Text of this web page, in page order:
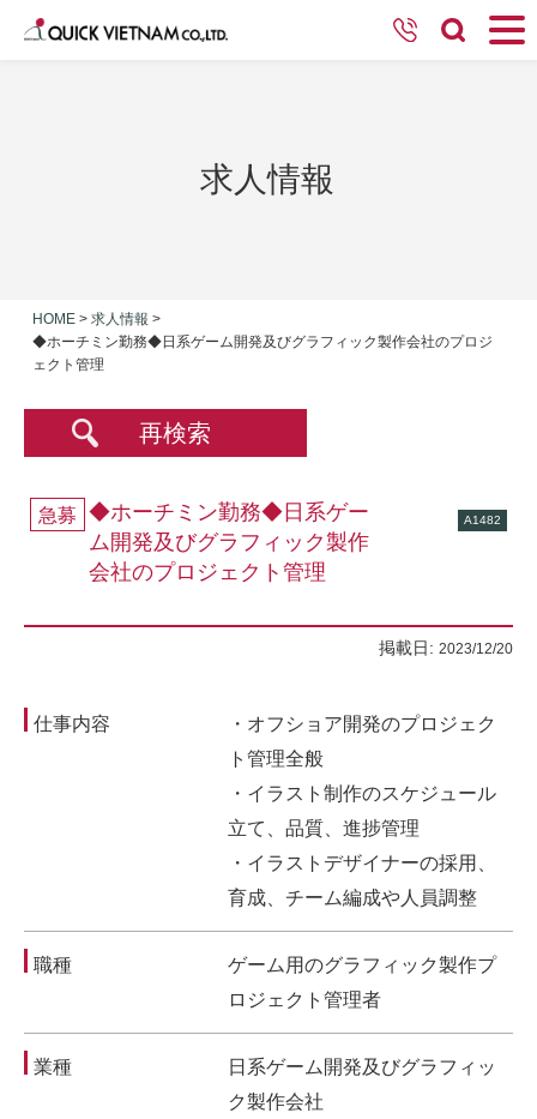
求人情報
HOME > 求人情報 >
◆ホーチミン勤務◆日系ゲーム開発及びグラフィック製作会社のプロジ
ェクト管理
再検索
急募
◆ホーチミン勤務◆日系ゲー
ム開発及びグラフィック製作
会社のプロジェクト管理
A1482
掲載日: 2023/12/20
仕事内容
・オフショア開発のプロジェク
ト管理全般
・イラスト制作のスケジュール
立て、品質、進捗管理
・イラストデザイナーの採用、
育成、チーム編成や人員調整
職種
ゲーム用のグラフィック製作プ
ロジェクト管理者
業種
日系ゲーム開発及びグラフィッ
ク製作会社